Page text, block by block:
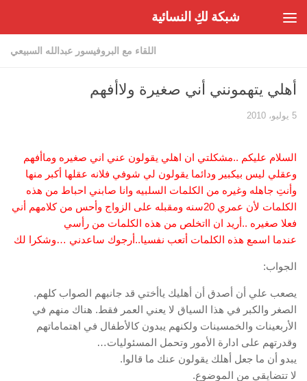
شبكة لكِ النسائية
اللقاء مع البروفيسور عبدالله السبيعي
أهلي يتهمونني أني صغيرة ولاأفهم
5 يوليو، 2010
السلام عليكم ..مشكلتي ان اهلي يقولون عني اني صغيره وماأفهم
وعقلي ليس بيكبير ودائما يقولون لي شوفي فلانه عقلها أكبر منها
وأنتِ جاهله وغيره من الكلمات السلبيه وانا صابني احباط من هذه
الكلمات لأن عمري 20سنه ومقبله على الزواج وأحس من كلامهم أني
فعلا صغيره ..أريد ان ااتخلص من هذه الكلمات من رأسي
عندما اسمع هذه الكلمات أتعب نفسيا..أرجوك ساعدني …وشكرا لك
الجواب:
يصعب علي أن أصدق أن أهليك ياأختي قد جانبهم الصواب كلهم.
الصغر والكبر في هذا السياق لا يعني العمر فقط. هناك منهم في
الأربعينات والخمسينات ولكنهم يبدون كالأطفال في اهتماماتهم
وقدرتهم على ادارة الأمور وتحمل المسئوليات…
يبدو أن ما جعل أهلك يقولون عنك ما قالوا.
لا تتضايقي من الموضوع.